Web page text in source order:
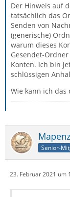
Der Hinweis auf
tatsächlich das
Senden von
(generische)
warum dieses
Gesendet-
Konten. Ich bin
schlüssigen
Wie kann ich
Senior-
23. Februar 2021 um